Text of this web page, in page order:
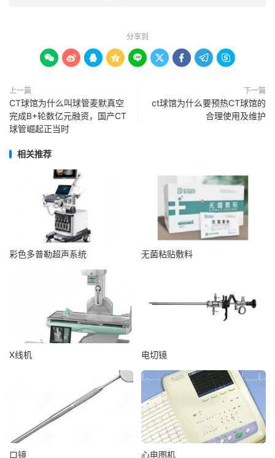
分享到
        
上一篇
CT球馆为什么叫球管麦默真空
完成B+轮数亿元融资，国产CT
球管崛起正当时
下一篇
ct球馆为什么要预热CT球馆的
合理使用及维护
相关推荐
彩色多普勒超声系统 无菌粘贴敷料
X线机 电切镜
口镜 心电图机